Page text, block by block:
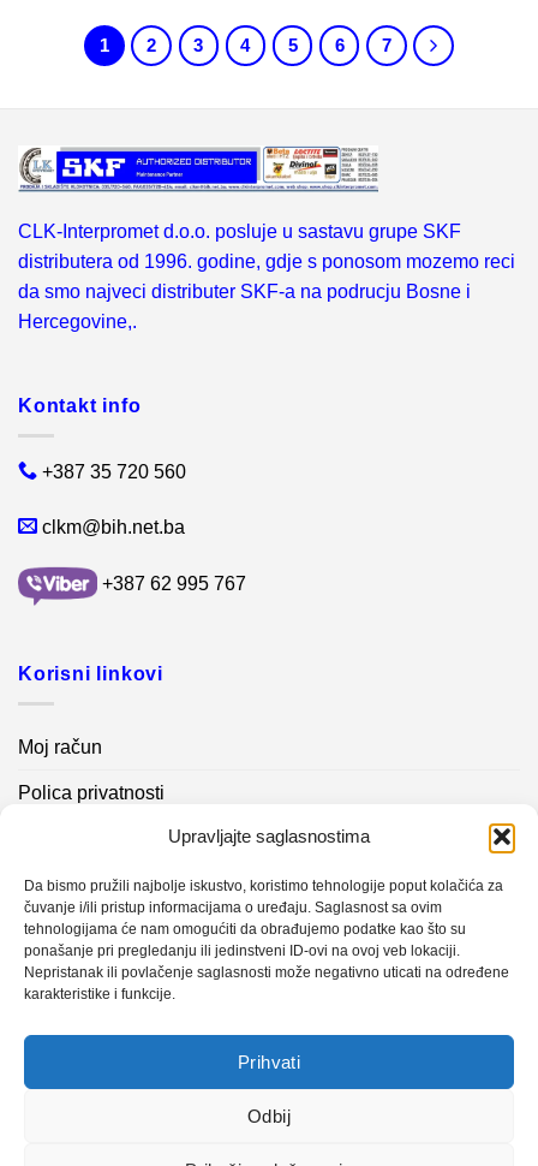
Upravljajte saglasnostima
Da bismo pružili najbolje iskustvo, koristimo tehnologije poput kolačića za
čuvanje i/ili pristup informacijama o uređaju. Saglasnost sa ovim
tehnologijama će nam omogućiti da obrađujemo podatke kao što su
ponašanje pri pregledanju ili jedinstveni ID-ovi na ovoj veb lokaciji.
Nepristanak ili povlačenje saglasnosti može negativno uticati na određene
karakteristike i funkcije.
Prihvati
Odbij
1 2 3 4 5 6 7
CLK-Interpromet d.o.o. posluje u sastavu grupe SKF
distributera od 1996. godine, gdje s ponosom mozemo reci
da smo najveci distributer SKF-a na podrucju Bosne i
Hercegovine,.
Kontakt info
+387 35 720 560
clkm@bih.net.ba
+387 62 995 767
Korisni linkovi
Moj račun
Polica privatnosti
Kontakt info
Novosti
Sistem mjerenja vibracija – papir mašina 4
Certificirani partner za održavanje